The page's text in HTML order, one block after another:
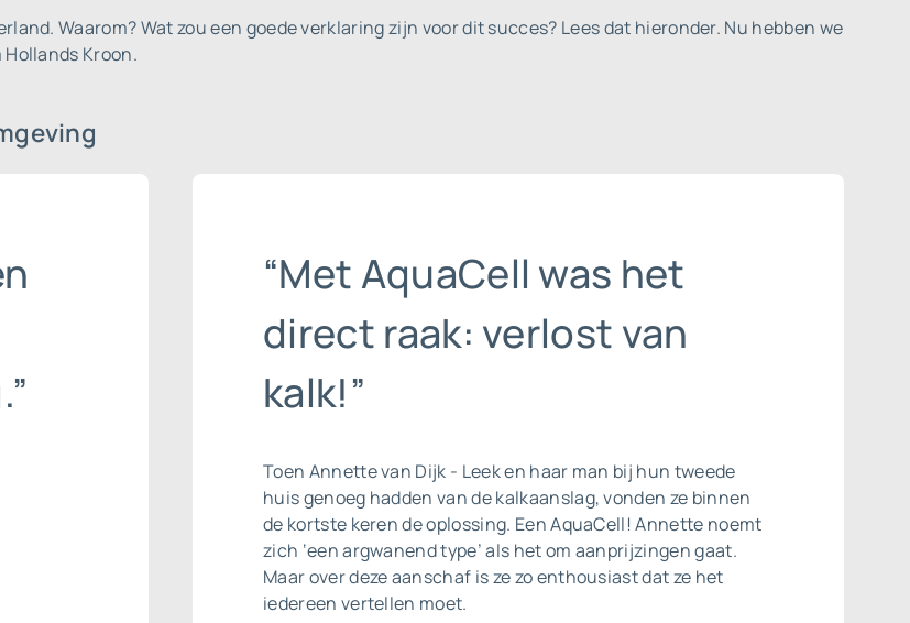
Waarom? Wat zou een goede verklaring zijn voor dit succes? Lees dat hieronder. Nu hebben we
Kroon.
“Met AquaCell was het
direct raak: verlost van
kalk!”
Toen Annette van Dijk - Leek en haar man bij hun tweede
huis genoeg hadden van de kalkaanslag, vonden ze binnen
de kortste keren de oplossing. Een AquaCell! Annette noemt
zich ‘een argwanend type’ als het om aanprijzingen gaat.
Maar over deze aanschaf is ze zo enthousiast dat ze het
iedereen vertellen moet.